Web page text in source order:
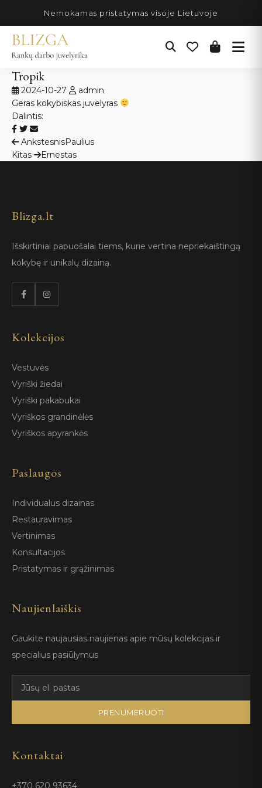
turinio
Nemokamas pristatymas visoje Lietuvoje
Tropik
2024-10-27
admin
Geras kokybiskas juvelyras
Dalintis:
Navigacija
tarp
AnkstesnisPaulius
Kitas
Ernestas
Blizga.lt
Išskirtiniai papuošalai tiems, kurie vertina nepriekaištingą
kokybę ir unikalų dizainą.
Kolekcijos
Vestuvės
Vyriški žiedai
Vyriški pakabukai
Vyriškos grandinėlės
Vyriškos apyrankės
Paslaugos
Individualus dizainas
Restauravimas
Vertinimas
Konsultacijos
Pristatymas ir grąžinimas
Naujienlaiškis
Gaukite naujausias naujienas apie mūsų kolekcijas ir
specialius pasiūlymus
PRENUMERUOTI
Kontaktai
+370 620 93634